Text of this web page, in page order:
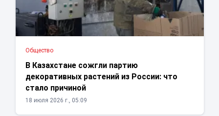
Общество
В Казахстане сожгли партию
декоративных растений из России: что
стало причиной
18 июля 2026 г., 05:09